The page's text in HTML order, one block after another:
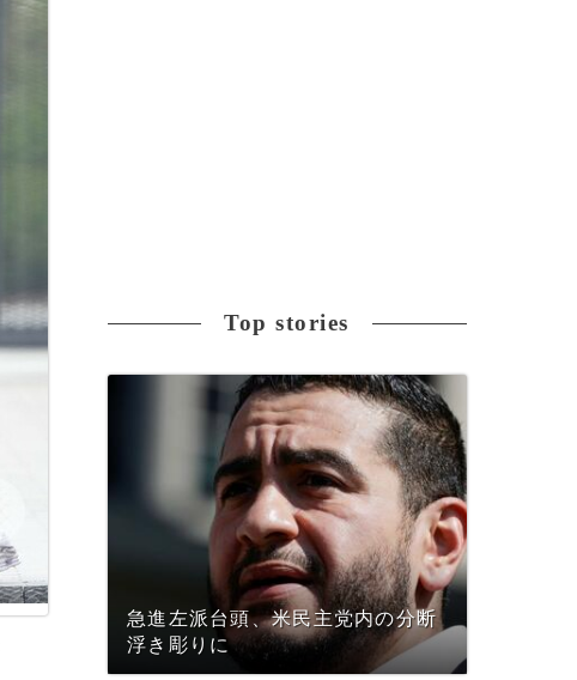
Top stories
急進左派台頭、米民主党内の分断
浮き彫りに